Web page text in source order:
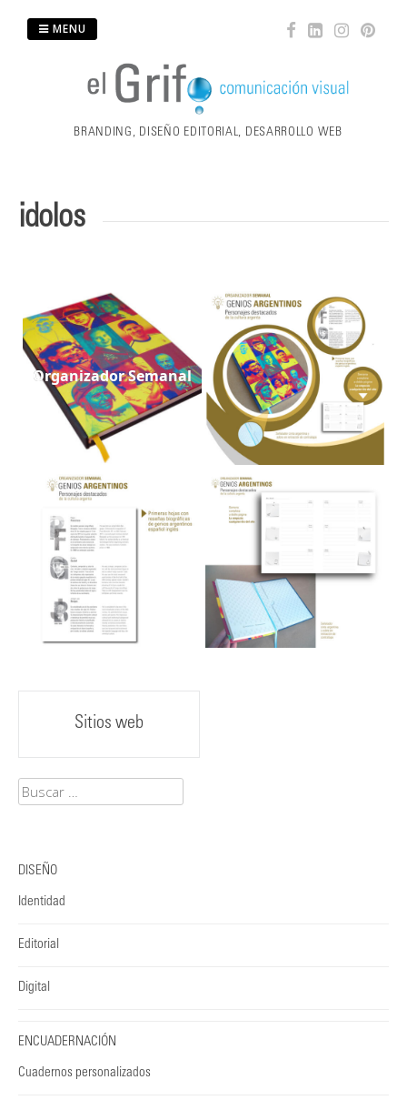
BRANDING, DISEÑO EDITORIAL, DESARROLLO WEB
MENU
idolos
Organizador Semanal
navigation
Sitios web
Buscar:
DISEÑO
Identidad
Editorial
Digital
ENCUADERNACIÓN
Cuadernos personalizados